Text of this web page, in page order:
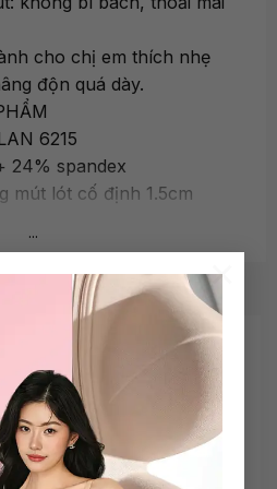
×
cho chị em thích nhẹ
độn quá dày.
6215
24% spandex
mút lót cố định 1.5cm
/ Cam pastel
dày vừa, áo phông, đồ bộ
chống chảy xệ nâng tự
có nâng được không?
3D mút chân quả 1.5cm
...
TƯƠNG TỰ